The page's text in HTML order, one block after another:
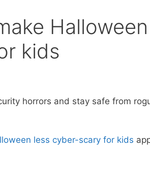
kids
horrors and stay safe from
less cyber-scary for kids